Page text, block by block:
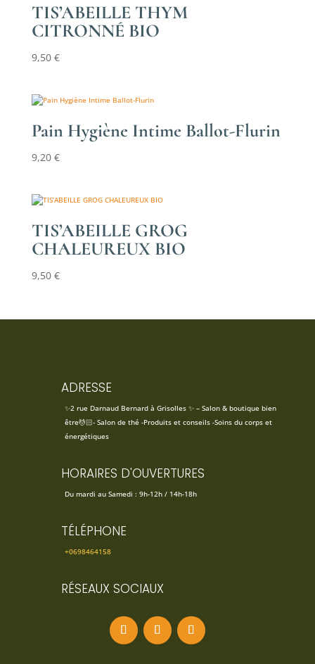
TIS’ABEILLE THYM
CITRONNÉ BIO
9,50 €
Pain Hygiène Intime Ballot-Flurin
9,20 €
TIS’ABEILLE GROG
CHALEUREUX BIO
9,50 €
ADRESSE
✨2 rue Darnaud Bernard à Grisolles ✨ – Salon & boutique bien
être💆🏻- Salon de thé -Produits et conseils -Soins du corps et
énergétiques
HORAIRES D'OUVERTURES
Du mardi au Samedi : 9h-12h / 14h-18h
TÉLÉPHONE
+0698464158
RÉSEAUX SOCIAUX